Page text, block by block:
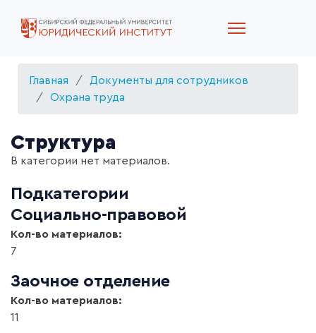
Главная
Документы для сотрудников
Охрана труда
Структура
В категории нет материалов.
Подкатегории
Социально-правовой
Кол-во материалов:
7
Заочное отделение
Кол-во материалов:
11